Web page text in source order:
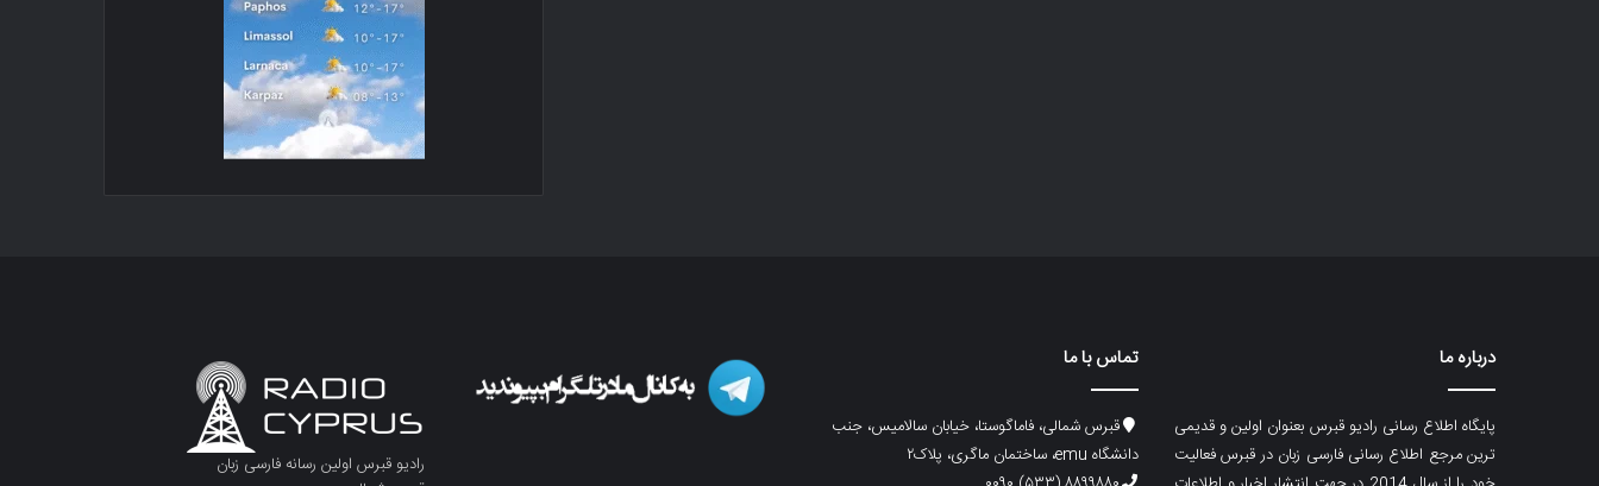
درباره ما
پایگاه اطلاع رسانی رادیو قبرس بعنوان اولین و قدیمی
ترین مرجع اطلاع رسانی فارسی زبان در قبرس فعالیت
تماس با ما
قبرس شمالی، فاماگوستا، خیابان سالامیس، جنب
دانشگاه emu، ساختمان ماگری، پلاک۲
رادیو قبرس اولین رسانه فارسی زبان